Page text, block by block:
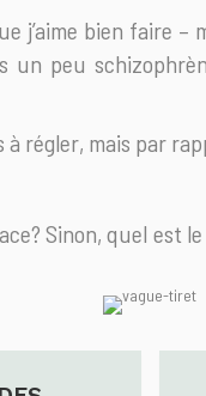
j’aime bien faire –
peu
régler, mais par
Sinon, quel est